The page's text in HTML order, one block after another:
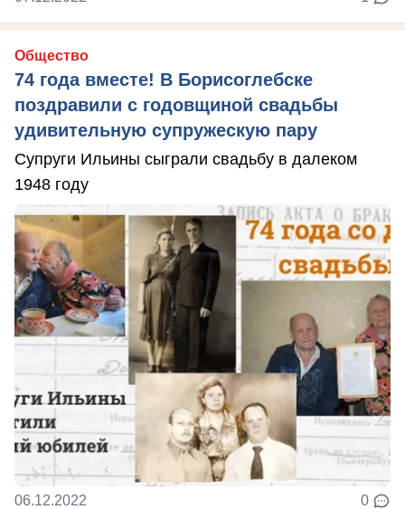
Общество
74 года вместе! В Борисоглебске
поздравили с годовщиной свадьбы
удивительную супружескую пару
Супруги Ильины сыграли свадьбу в далеком
1948 году
06.12.2022 0